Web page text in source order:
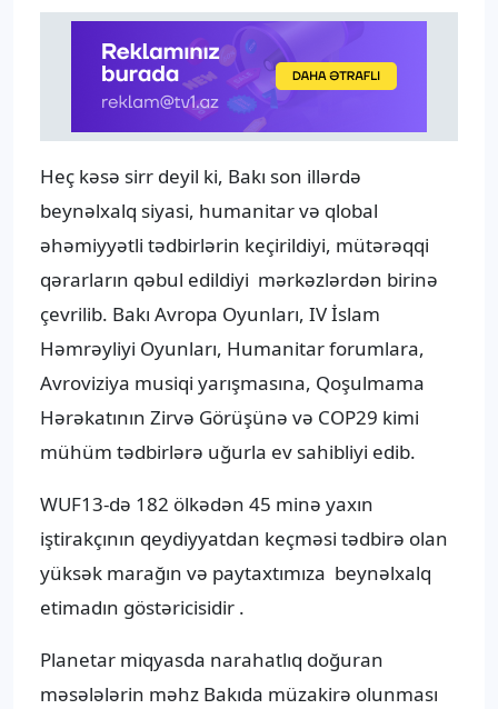
Heç kəsə sirr deyil ki, Bakı son illərdə
beynəlxalq siyasi, humanitar və qlobal
əhəmiyyətli tədbirlərin keçirildiyi, mütərəqqi
qərarların qəbul edildiyi mərkəzlərdən birinə
çevrilib. Bakı Avropa Oyunları, IV İslam
Həmrəyliyi Oyunları, Humanitar forumlara,
Avroviziya musiqi yarışmasına, Qoşulmama
Hərəkatının Zirvə Görüşünə və COP29 kimi
mühüm tədbirlərə uğurla ev sahibliyi edib.
WUF13-də 182 ölkədən 45 minə yaxın
iştirakçının qeydiyyatdan keçməsi tədbirə olan
yüksək marağın və paytaxtımıza beynəlxalq
etimadın göstəricisidir .
Planetar miqyasda narahatlıq doğuran
məsələlərin məhz Bakıda müzakirə olunması